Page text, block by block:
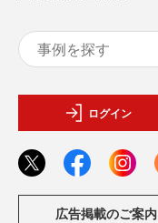
ログイン
広告掲載のご案内